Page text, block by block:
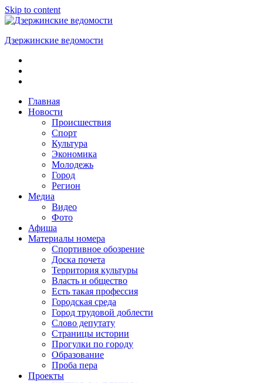
Skip to content
Дзержинские ведомости
ОБЩЕСТВЕННО-
ПОЛИТИЧЕСКАЯ
ГАЗЕТАГлавная
Новости
Происшествия
Спорт
Культура
Экономика
Молодежь
Город
Регион
Медиа
Видео
Фото
Афиша
Материалы номера
Спортивное обозрение
Доска почета
Территория культуры
Власть и общество
Есть такая профессия
Городская среда
Город трудовой доблести
Слово депутату
Страницы истории
Прогулки по городу
Образование
Проба пера
Проекты